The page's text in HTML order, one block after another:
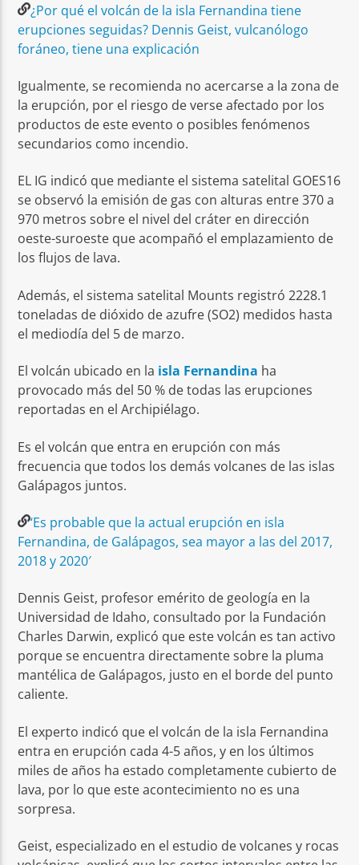
¿Por qué el volcán de la isla Fernandina tiene
erupciones seguidas? Dennis Geist, vulcanólogo
foráneo, tiene una explicación
Igualmente, se recomienda no acercarse a la zona de
la erupción, por el riesgo de verse afectado por los
productos de este evento o posibles fenómenos
secundarios como incendio.
EL IG indicó que mediante el sistema satelital GOES16
se observó la emisión de gas con alturas entre 370 a
970 metros sobre el nivel del cráter en dirección
oeste-suroeste que acompañó el emplazamiento de
los flujos de lava.
Además, el sistema satelital Mounts registró 2228.1
toneladas de dióxido de azufre (SO2) medidos hasta
el mediodía del 5 de marzo.
El volcán ubicado en la isla Fernandina ha
provocado más del 50 % de todas las erupciones
reportadas en el Archipiélago.
Es el volcán que entra en erupción con más
frecuencia que todos los demás volcanes de las islas
Galápagos juntos.
‘Es probable que la actual erupción en isla
Fernandina, de Galápagos, sea mayor a las del 2017,
2018 y 2020′
Dennis Geist, profesor emérito de geología en la
Universidad de Idaho, consultado por la Fundación
Charles Darwin, explicó que este volcán es tan activo
porque se encuentra directamente sobre la pluma
mantélica de Galápagos, justo en el borde del punto
caliente.
El experto indicó que el volcán de la isla Fernandina
entra en erupción cada 4-5 años, y en los últimos
miles de años ha estado completamente cubierto de
lava, por lo que este acontecimiento no es una
sorpresa.
Geist, especializado en el estudio de volcanes y rocas